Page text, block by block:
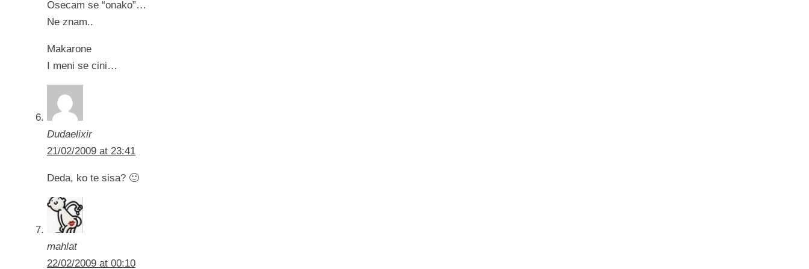
Osecam se “onako”…
Ne znam..
Makarone
I meni se cini…
Dudaelixir
21/02/2009 at 23:41
Deda, ko te sisa? 🙂
mahlat
22/02/2009 at 00:10